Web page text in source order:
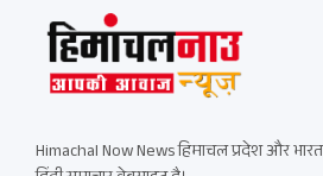
Himachal Now News हिमाचल प्रदेश और